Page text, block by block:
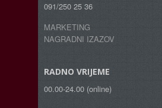
091/250 25 36
MARKETING
NAGRADNI IZAZOV
RADNO VRIJEME
00.00-24.00 (online)